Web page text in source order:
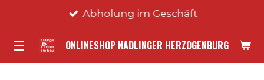
springen
ONLINESHOP NADLINGER HERZOGENBURG
Abholung im Geschäft